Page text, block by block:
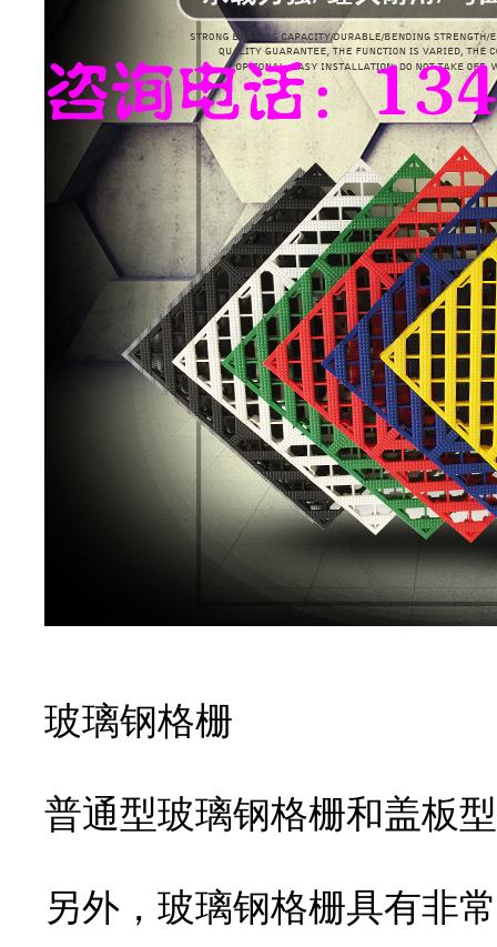
玻璃钢格栅
普通型玻璃钢格栅和盖板
另外，玻璃钢格栅具有非